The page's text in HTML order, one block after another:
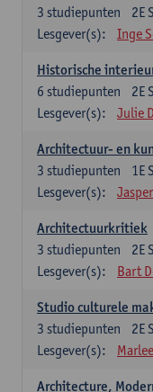
2E
3 studiepunten
Lesgever(s):
Inge
Historische
2E
6 studiepunten
Lesgever(s):
Julie
Architectuur- en
1E
3 studiepunten
Lesgever(s):
Architectuurkritiek
2E
3 studiepunten
Lesgever(s):
Bart
Studio culturele
2E
3 studiepunten
Lesgever(s):
Architecture,